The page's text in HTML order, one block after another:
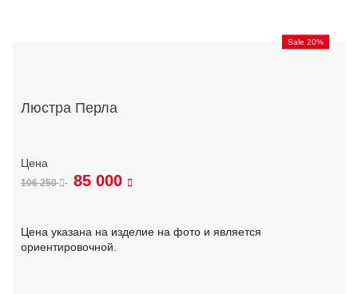
Sale 20%
Люстра Перла
106 250 85 000
Цена указана на изделие на фото и является
ориентировочной.